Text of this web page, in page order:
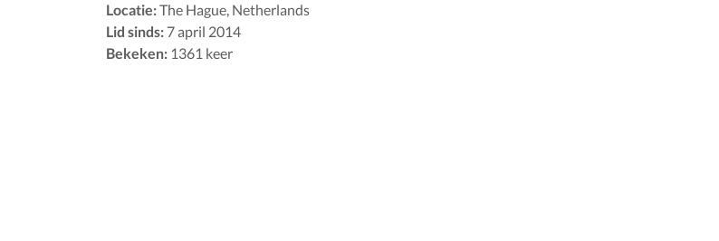
Locatie:The Hague, Netherlands
Lid sinds: 7 april 2014
Bekeken: 1361 keer